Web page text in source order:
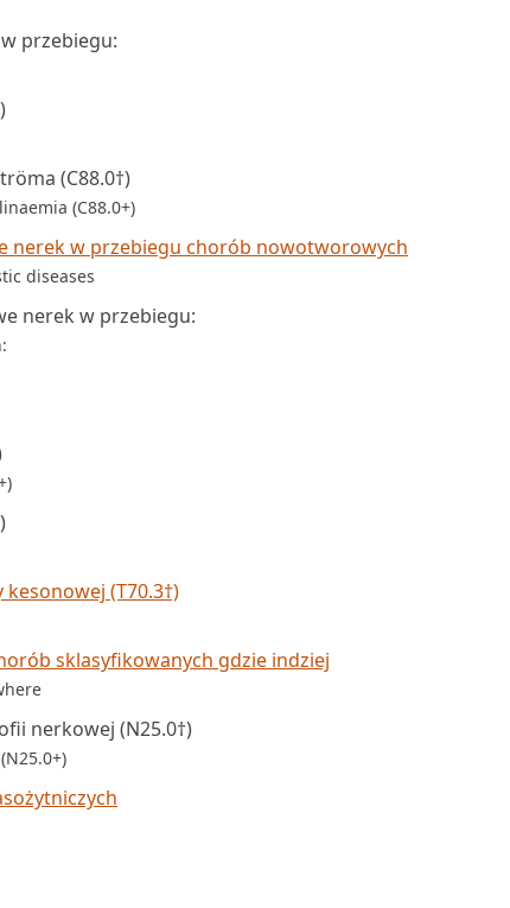
przebiegu:
(C88.0†)
(C88.0+)
nerek w przebiegu chorób nowotworowych
diseases
nerek w przebiegu:
(T70.3†)
sklasyfikowanych gdzie indziej
nerkowej (N25.0†)